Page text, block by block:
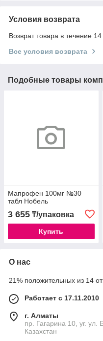
Условия возврата
Возврат товара в течение
Все условия возврата
Подобные товары
Мапрофен 100мг №30
табл Нобель
3 655 ₸/упаковка
Купить
О нас
21% положительных из 14
Работает с 17.11.2010
г. Алматы
пр. Гагарина 10, уг. ул.
Казахстан